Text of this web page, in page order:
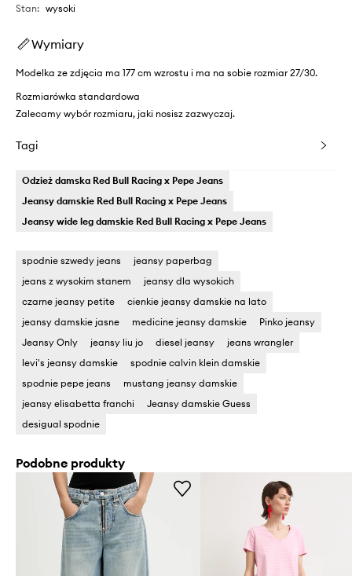
Stan: wysoki
Wymiary
Modelka ze zdjęcia ma 177 cm wzrostu i ma na sobie rozmiar 27/30.
Rozmiarówka standardowa
Zalecamy wybór rozmiaru, jaki nosisz zazwyczaj.
Tagi
Odzież damska Red Bull Racing x Pepe Jeans
Jeansy damskie Red Bull Racing x Pepe Jeans
Jeansy wide leg damskie Red Bull Racing x Pepe Jeans
spodnie szwedy jeans
jeansy paperbag
jeans z wysokim stanem
jeansy dla wysokich
czarne jeansy petite
cienkie jeansy damskie na lato
jeansy damskie jasne
medicine jeansy damskie
Pinko jeansy
Jeansy Only
jeansy liu jo diesel jeansy
jeans wrangler
levi's jeansy damskie
spodnie calvin klein damskie
spodnie pepe jeans
mustang jeansy damskie
jeansy elisabetta franchi
Jeansy damskie Guess
desigual spodnie
Podobne produkty